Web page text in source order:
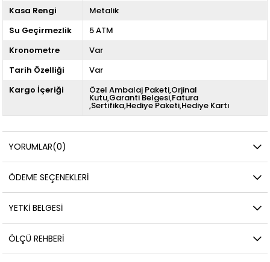
Kasa Rengi
Metalik
Su Geçirmezlik
5 ATM
Kronometre
Var
Tarih Özelliği
Var
Kargo İçeriği
Özel Ambalaj Paketi,Orjinal
Kutu,Garanti Belgesi,Fatura
,Sertifika,Hediye Paketi,Hediye Kartı
YORUMLAR(0)
ÖDEME SEÇENEKLERI
YETKİ BELGESİ
ÖLÇÜ REHBERI